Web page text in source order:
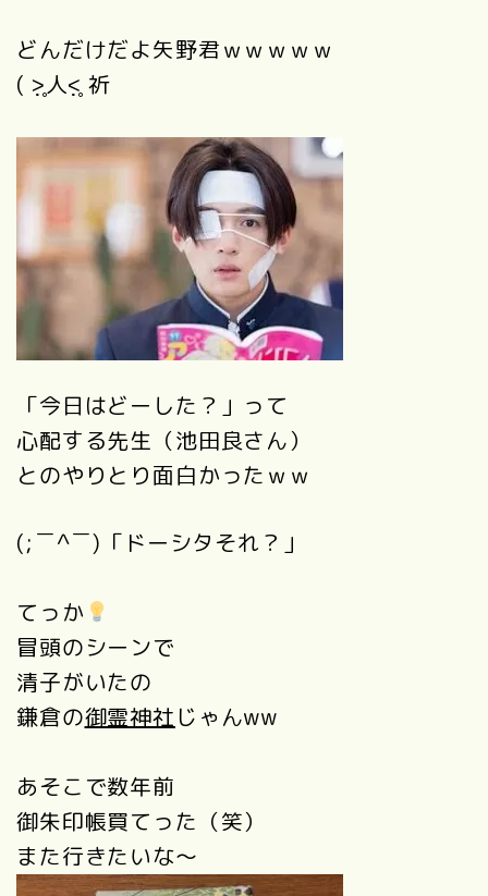
どんだけだよ矢野君ｗｗｗｗｗ
( ˃̣̣̥人˂̣̣̥ 祈
「今日はどーした？」って
心配する先生（池田良さん）
とのやりとり面白かったｗｗ
(; ￣^￣)「ドーシタそれ？」
てっか
冒頭のシーンで
清子がいたの
鎌倉の御霊神社じゃんww
あそこで数年前
御朱印帳買てった（笑）
また行きたいな～